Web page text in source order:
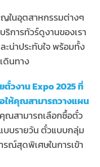
ในอุตสาหกรรมต่างๆ
การทัวร์ดูงานของเรา
น่าประทับใจ พร้อมทั้ง
ดินทาง
ตั๋วงาน Expo 2025 ที่
ให้คุณสามารถวางแผน
คุณสามารถเลือกซื้อตั๋ว
บบรายวัน ตั๋วแบบกลุ่ม
ณ์สุดพิเศษในการเข้า